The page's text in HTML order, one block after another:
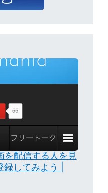
を配信する人を見
してみよう |